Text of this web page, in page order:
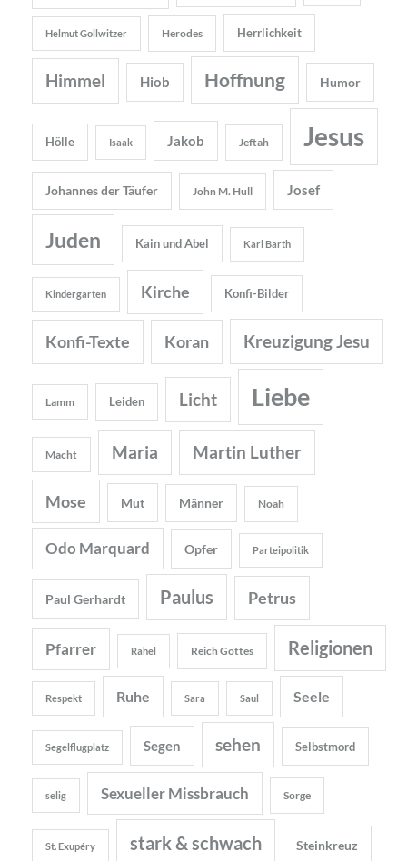
Helmut Gollwitzer Herodes Herrlichkeit
Himmel Hiob Hoffnung Humor
Hölle Isaak Jakob Jeftah Jesus
Johannes der Täufer John M. Hull Josef
Juden Kain und Abel Karl Barth
Kindergarten Kirche Konfi-Bilder
Konfi-Texte Koran Kreuzigung Jesu
Lamm Leiden Licht Liebe
Macht Maria Martin Luther
Mose Mut Männer Noah
Odo Marquard Opfer Parteipolitik
Paul Gerhardt Paulus Petrus
Pfarrer Rahel Reich Gottes Religionen
Respekt Ruhe Sara Saul Seele
Segelflugplatz Segen sehen Selbstmord
selig Sexueller Missbrauch Sorge
St. Exupéry stark & schwach Steinkreuz